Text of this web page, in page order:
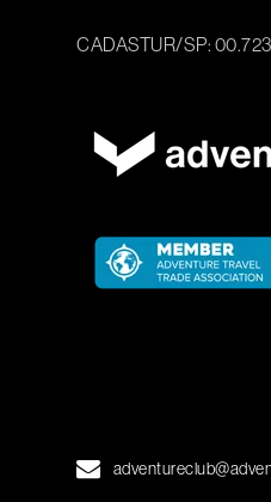
CADASTUR/SP: